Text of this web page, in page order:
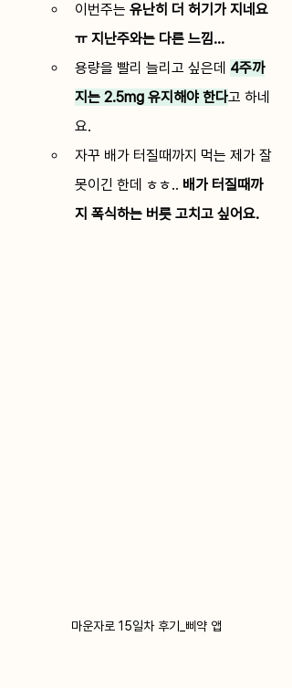
이번주는 유난히 더 허기가 지네요
ㅠ 지난주와는 다른 느낌...
용량을 빨리 늘리고 싶은데 4주까
지는 2.5mg 유지해야 한다고 하네
요.
자꾸 배가 터질때까지 먹는 제가 잘
못이긴 한데 ㅎㅎ.. 배가 터질때까
지 폭식하는 버릇 고치고 싶어요.
마운자로 15일차 후기_삐약 앱